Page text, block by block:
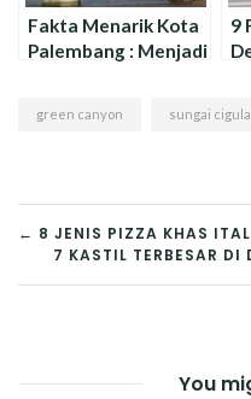
Fakta Menarik Kota
Palembang : Menjadi
9
green canyon sungai
NAVIGASI
POS
← 8 JENIS PIZZA KHAS
7 KASTIL TERBESAR
You